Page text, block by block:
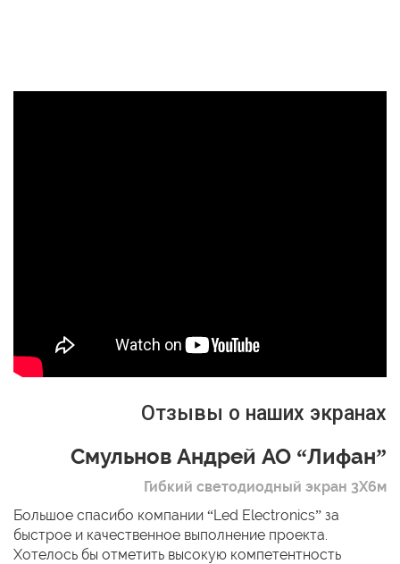
Отзывы о наших экранах
Смульнов Андрей АО “Лифан”
Гибкий светодиодный экран 3Х6м
Большое спасибо компании “Led Electronics” за
быстрое и качественное выполнение проекта.
Хотелось бы отметить высокую компетентность